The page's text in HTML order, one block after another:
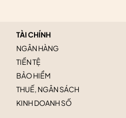
TÀI CHÍNH
NGÂN HÀNG
TIỀN TỆ
BẢO HIỂM
THUẾ, NGÂN SÁCH
KINH DOANH SỐ